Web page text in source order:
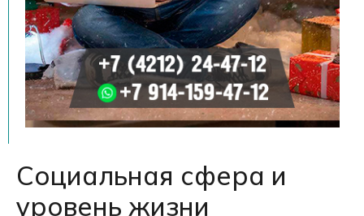
Социальная сфера и
уровень жизни